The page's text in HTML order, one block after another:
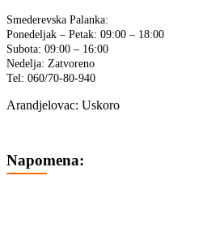
Smederevska Palanka:
Ponedeljak – Petak: 09:00 – 18:00
Subota: 09:00 – 16:00
Nedelja: Zatvoreno
Tel: 060/70-80-940
Arandjelovac: Uskoro
Napomena: